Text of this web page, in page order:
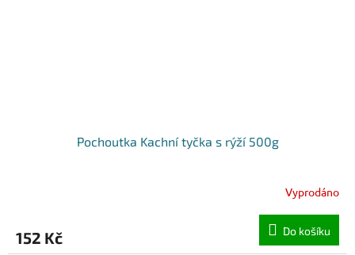
Pochoutka Kachní tyčka s rýží 500g
Vyprodáno
152 Kč Do košíku